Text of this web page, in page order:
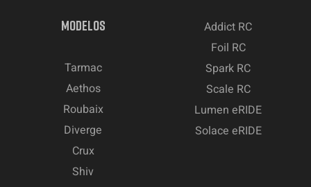
MODELOS
Tarmac
Aethos
Roubaix
Diverge
Crux
Shiv
Addict RC
Foil RC
Spark RC
Scale RC
Lumen eRIDE
Solace eRIDE